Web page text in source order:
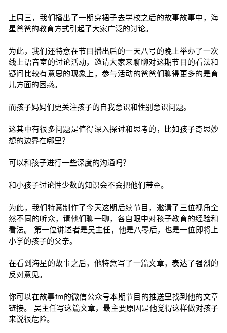
上周三，我们播出了一期穿裙子去学校之后的故事故事中，海
星爸爸的教育方式引起了大家广泛的讨论。
为此，我们还特意在节目播出后的一天八号的晚上举办了一次
线上语音室的讨论活动，邀请大家来聊聊对这期节目的看法和
疑问比较有意思的现象上，参与活动的爸爸们聊得更多的是育
儿方面的困惑。
而孩子妈妈们更关注孩子的自我意识和性别意识问题。
这其中有很多问题是值得深入探讨和思考的，比如孩子奇思妙
想的边界在哪里？
可以和孩子进行一些深度的沟通吗？
和小孩子讨论性少数的知识会不会把他们带歪。
为此，我们特意制作了今天这期后续节目，邀请了三位视角全
然不同的听众，请他们聊一聊，各自眼中对孩子教育的经验和
看法。 第一位讲述者是吴主任，他是八零后，也是一位即将上
小学的孩子的父亲。
在看到海星的故事之后，他特意写了一篇文章，表达了强烈的
反对意见。
你可以在故事fm的微信公众号本期节目的推送里找到他的文章
链接。 吴主任写这篇文章，最主要原因是他觉得这样做对孩子
来说很危险。